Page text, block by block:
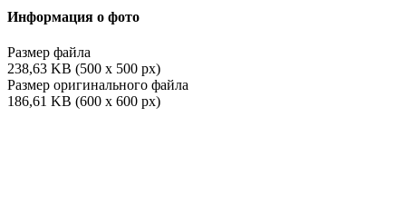
Информация о фото
Размер файла
238,63 KB (500 x 500 px)
Размер оригинального файла
186,61 KB (600 x 600 px)